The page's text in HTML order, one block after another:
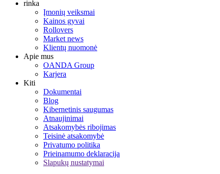
rinka
Įmonių veiksmai
Kainos gyvai
Rollovers
Market news
Klientų nuomonė
Apie mus
OANDA Group
Karjera
Kiti
Dokumentai
Blog
Kibernetinis saugumas
Atnaujinimai
Atsakomybės ribojimas
Teisinė atsakomybė
Privatumo politika
Prieinamumo deklaracija
Slapukų nustatymai